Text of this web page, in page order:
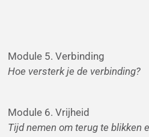
Module 5. Verbinding
Hoe versterk je de verbinding?
Module 6. Vrijheid
Tijd nemen om terug te blikken